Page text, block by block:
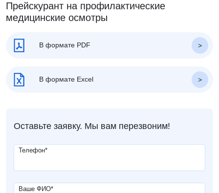
Прейскурант на профилактические
медицинские осмотры
В формате PDF
В формате Excel
Оставьте заявку. Мы вам перезвоним!
Телефон*
Ваше ФИО*